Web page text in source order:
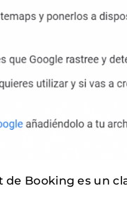
Booking es un